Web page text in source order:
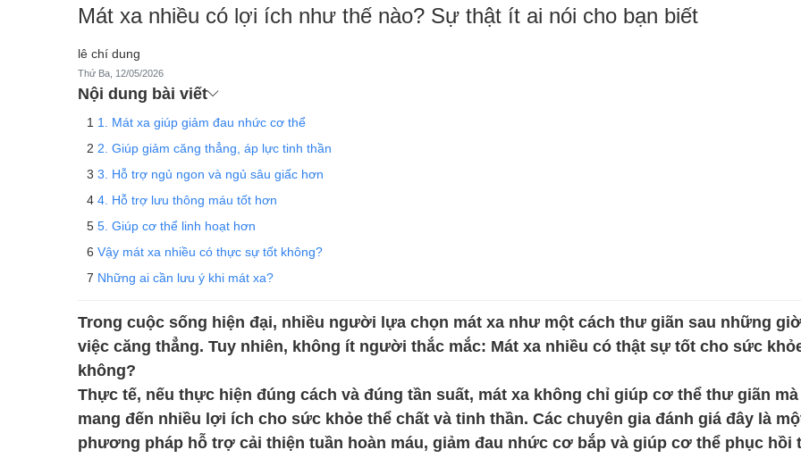
Mát xa nhiều có lợi ích như thế nào? Sự thật ít ai nói cho bạn biết
lê chí dung
Thứ Ba, 12/05/2026
Nội dung bài viết
1. Mát xa giúp giảm đau nhức cơ thể
2. Giúp giảm căng thẳng, áp lực tinh thần
3. Hỗ trợ ngủ ngon và ngủ sâu giấc hơn
4. Hỗ trợ lưu thông máu tốt hơn
5. Giúp cơ thể linh hoạt hơn
Vậy mát xa nhiều có thực sự tốt không?
Những ai cần lưu ý khi mát xa?
Trong cuộc sống hiện đại, nhiều người lựa chọn mát xa như một cách thư giãn sau những
việc căng thẳng. Tuy nhiên, không ít người thắc mắc: Mát xa nhiều có thật sự tốt cho sức
không?
Thực tế, nếu thực hiện đúng cách và đúng tần suất, mát xa không chỉ giúp cơ thể thư giãn
mang đến nhiều lợi ích cho sức khỏe thể chất và tinh thần. Các chuyên gia đánh giá đây là
phương pháp hỗ trợ cải thiện tuần hoàn máu, giảm đau nhức cơ bắp và giúp cơ thể phục hồi